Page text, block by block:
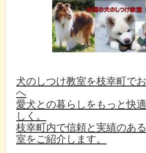
犬のしつけ教室を枝幸町で
へ
愛犬との暮らしをもっと快
しく。
枝幸町内で信頼と実績のあ
室をご紹介します。